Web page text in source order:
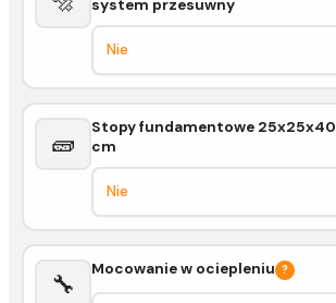
system przesuwny
🧱
Stopy fundamentowe 25x25x40
cm
🔧
Mocowanie w ociepleniu ?